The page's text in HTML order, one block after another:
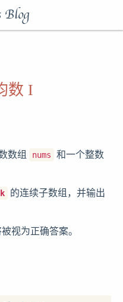
Blog
数 I
数组 nums 和一个整数
k
的连续子数组，并输出
视为正确答案。